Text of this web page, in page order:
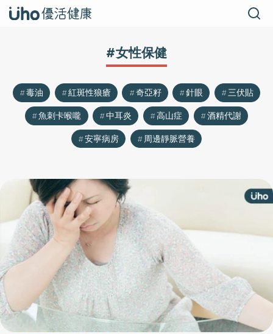
#女性保健
毒油 紅斑性狼瘡 奇亞籽 針眼
三伏貼
魚刺卡喉嚨
中耳炎 高山症
酒精代謝
安寧病房
周邊靜脈營養